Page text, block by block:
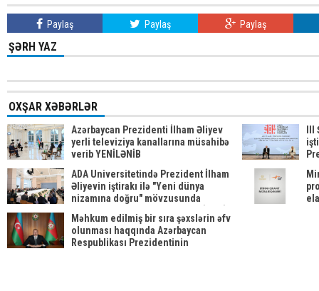
Paylaş Paylaş Paylaş
ŞƏRH YAZ
OXŞAR XƏBƏRLƏR
Azərbaycan Prezidenti İlham Əliyev
yerli televiziya kanallarına müsahibə
verib YENİLƏNİB
ADA Universitetində Prezident İlham
Əliyevin iştirakı ilə "Yeni dünya
nizamına doğru" mövzusunda
Məhkum edilmiş bir sıra şəxslərin əfv
olunması haqqında Azərbaycan
Respublikası Prezidentinin